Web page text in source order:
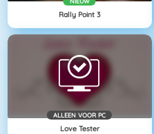
Rally Point 3
ALLEEN VOOR PC
Love Tester